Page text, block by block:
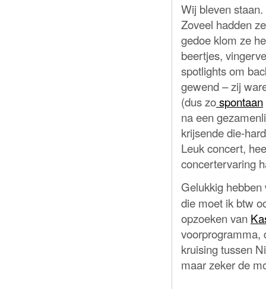
Wij bleven
Zoveel hadden
gedoe klom ze
beertjes,
spotlights om
gewend – zij
(dus zospontaan
na een
krijsende die-
Leuk concert,
concertervaring
Gelukkig
die moet ik btw
opzoeken van
voorprogramma,
kruising tussen
maar zeker de